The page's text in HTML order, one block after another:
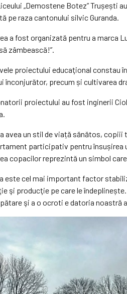
„Demostene Botez” Trușești
pe raza cantonului silvic Guranda.
a fost organizată pentru a marca
zâmbească!”.
proiectului educaţional constau
înconjurător, precum și cultivarea
proiectului au fost inginerii
avea un stil de viață sănătos,
participativ pentru însușirea
copacilor reprezintă un simbol
este cel mai important factor
şi producţie pe care le
şi a o ocroti e datoria noastră